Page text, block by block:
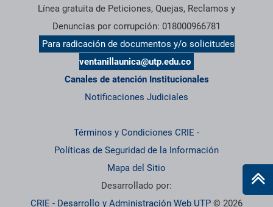
Línea gratuita de Peticiones, Quejas, Reclamos y
Denuncias por corrupción: 018000966781
Para radicación de documentos y/o solicitudes
ventanillaunica@utp.edu.co
Canales de atención Institucionales
Notificaciones Judiciales
Términos y Condiciones CRIE -
Políticas de Seguridad de la Información
Mapa del Sitio
Desarrollado por:
CRIE - Desarrollo y Administración Web UTP © 2026